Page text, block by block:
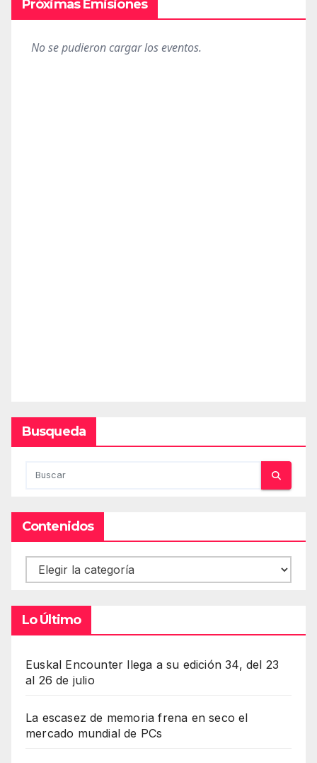
Próximas Emisiones
Busqueda
Contenidos
Contenidos
Lo Último
Euskal Encounter llega a su edición 34, del 23
al 26 de julio
La escasez de memoria frena en seco el
mercado mundial de PCs